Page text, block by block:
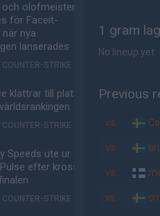
olofmeister
för Faceit-
nya
lanserades
COUNTER-STRIKE
klättrar till plats
COUNTER-STRIKE
Speeds ute ur
efter kross
COUNTER-STRIKE
1 gram
No lineup yet
Previous
vs.
vs.
vs.
vs.